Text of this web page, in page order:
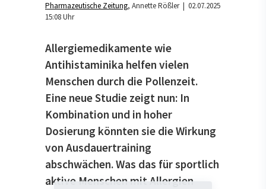
Pharmazeutische Zeitung Annette Rößler| 02.07.2025
15:08 Uhr
Allergiemedikamente wie
Antihistaminika helfen vielen
Menschen durch die Pollenzeit.
Eine neue Studie zeigt nun: In
Kombination und in hoher
Dosierung könnten sie die Wirkung
von Ausdauertraining
abschwächen. Was das für sportlich
aktive Menschen mit Allergien